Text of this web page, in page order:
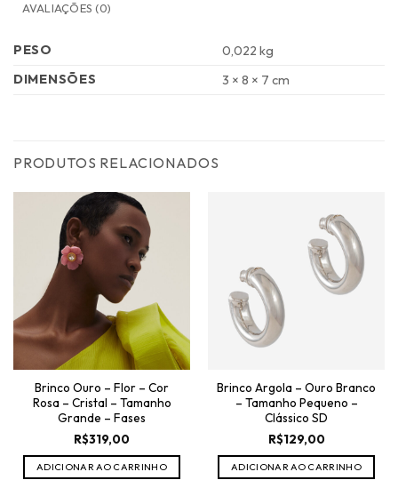
AVALIAÇÕES (0)
PESO
0,022 kg
DIMENSÕES
3 × 8 × 7 cm
PRODUTOS RELACIONADOS
Brinco Ouro – Flor – Cor
Rosa – Cristal – Tamanho
Grande – Fases
R$319,00
ADICIONAR AO CARRINHO
Brinco Argola – Ouro Branco
– Tamanho Pequeno –
Clássico SD
R$129,00
ADICIONAR AO CARRINHO